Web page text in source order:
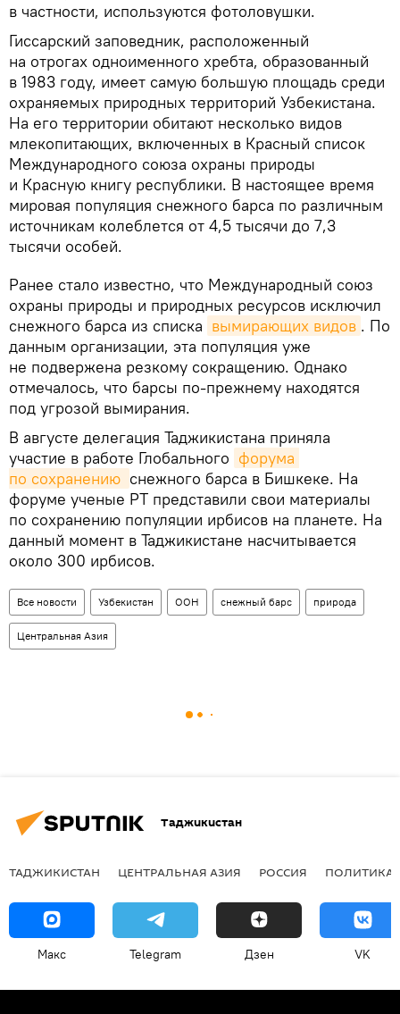
в частности, используются фотоловушки.
Гиссарский заповедник, расположенный
на отрогах одноименного хребта, образованный
в 1983 году, имеет самую большую площадь среди
охраняемых природных территорий Узбекистана.
На его территории обитают несколько видов
млекопитающих, включенных в Красный список
Международного союза охраны природы
и Красную книгу республики. В настоящее время
мировая популяция снежного барса по различным
источникам колеблется от 4,5 тысячи до 7,3
тысячи особей.
Ранее стало известно, что Международный союз
охраны природы и природных ресурсов исключил
снежного барса из списка вымирающих видов . По
данным организации, эта популяция уже
не подвержена резкому сокращению. Однако
отмечалось, что барсы по-прежнему находятся
под угрозой вымирания.
В августе делегация Таджикистана приняла
участие в работе Глобального форума
по сохранению снежного барса в Бишкеке. На
форуме ученые РТ представили свои материалы
по сохранению популяции ирбисов на планете. На
данный момент в Таджикистане насчитывается
около 300 ирбисов.
Все новости Узбекистан ООН снежный барс природа
Центральная Азия
Таджикистан
ТАДЖИКИСТАН ЦЕНТРАЛЬНАЯ АЗИЯ РОССИЯ ПОЛИТИКА
Макс Telegram Дзен VK